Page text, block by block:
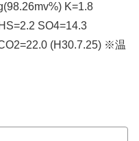
K=1.8
SO4=14.3
(H30.7.25) ※温